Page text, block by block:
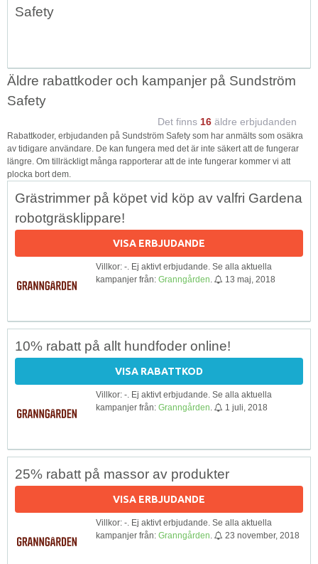
Safety
Äldre rabattkoder och kampanjer på Sundström
Safety
Det finns 16 äldre erbjudanden
Rabattkoder, erbjudanden på Sundström Safety som har anmälts som osäkra
av tidigare användare. De kan fungera med det är inte säkert att de fungerar
längre. Om tillräckligt många rapporterar att de inte fungerar kommer vi att
plocka bort dem.
Grästrimmer på köpet vid köp av valfri Gardena
robotgräsklippare!
VISA ERBJUDANDE
Villkor: -. Ej aktivt erbjudande. Se alla aktuella
kampanjer från: Granngården 13 maj, 2018
10% rabatt på allt hundfoder online!
VISA RABATTKOD
Villkor: -. Ej aktivt erbjudande. Se alla aktuella
kampanjer från: Granngården 1 juli, 2018
25% rabatt på massor av produkter
VISA ERBJUDANDE
Villkor: -. Ej aktivt erbjudande. Se alla aktuella
kampanjer från: Granngården 23 november, 2018